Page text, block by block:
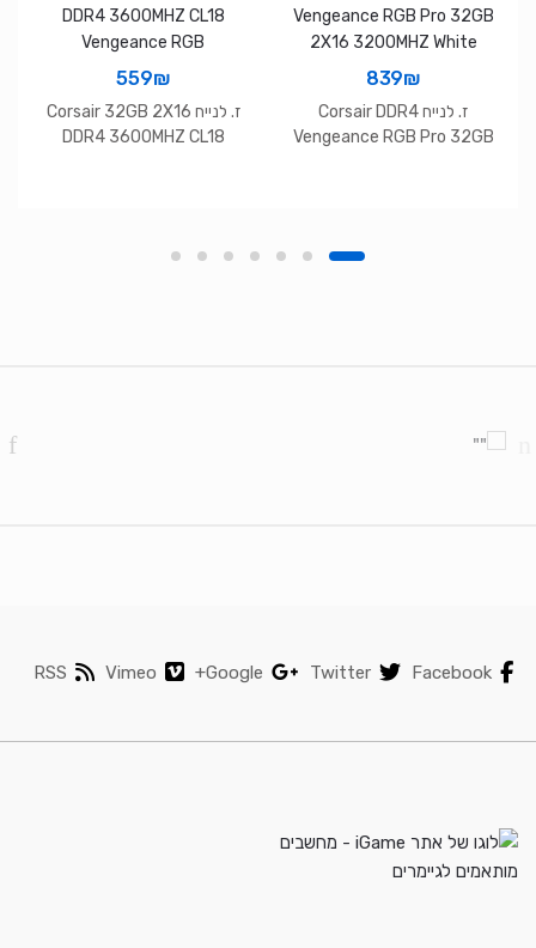
839₪
ז. לנייח Corsair DDR4
Vengeance RGB Pro 32GB
559₪
ז. לנייח Corsair 32GB 2X16
DDR4 3600MHZ CL18
Facebook
Twitter
Google+
Vimeo
RSS